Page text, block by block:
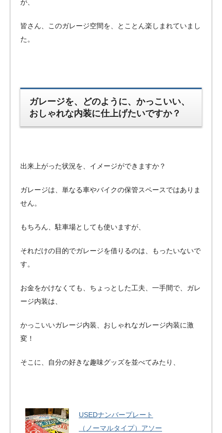
が、
皆さん、このガレージ空間を、とことん楽しまれていまし
た。
ガレージを、どのように、かっこいい、
おしゃれな内装に仕上げたいですか？
出来上がった状況を、イメージができますか？
ガレージは、単なる車やバイクの保管スペースではありま
せん。
もちろん、駐車場としても使いますが、
それだけの目的でガレージを借りるのは、もったいないで
す。
お金をかけなくても、ちょっとした工夫、一手間で、ガレ
ージ内装は、
かっこいいガレージ内装、おしゃれなガレージ内装に激
変！
そこに、自分の好きな趣味グッズを並べてみたり、
USEDナンバープレート
（ノーマルタイプ）アソー